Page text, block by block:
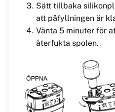
Sätt tillbaka
att påfyllningen är
Vänta 5 minuter för
återfukta spolen.